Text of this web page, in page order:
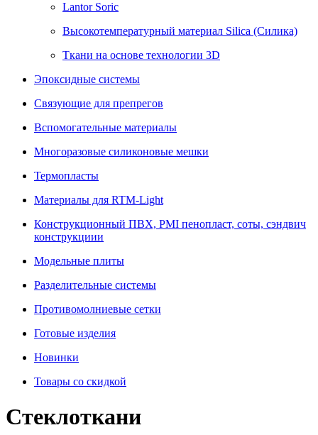
Lantor Soric
Высокотемпературный материал Siliсa (Силика)
Ткани на основе технологии 3D
Эпоксидные системы
Связующие для препрегов
Вспомогательные материалы
Многоразовые силиконовые мешки
Термопласты
Материалы для RTM-Light
Конструкционный ПВХ, PMI пенопласт, соты, сэндвич
конструкциии
Модельные плиты
Разделительные системы
Противомолниевые сетки
Готовые изделия
Новинки
Товары со скидкой
Стеклоткани